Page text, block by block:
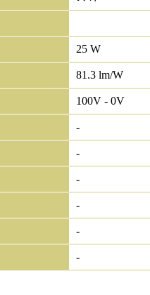
25 W
81.3 lm/W
100V - 0V
-
-
-
-
-
-